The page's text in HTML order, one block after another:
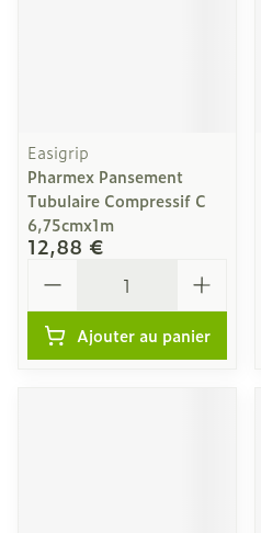
Easigrip
Pharmex Pansement
Tubulaire Compressif C
6,75cmx1m
12,88 €
Ajouter au panier